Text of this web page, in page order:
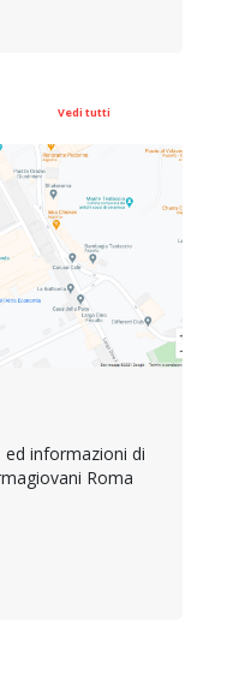
Vedi tutti
ed informazioni di
Roma